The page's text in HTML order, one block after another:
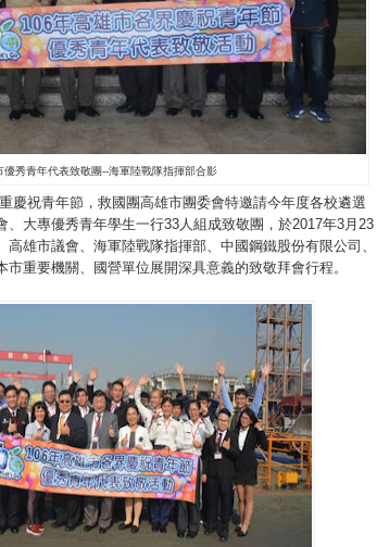
優秀青年代表致敬團--海軍陸戰隊指揮部合影
慶祝青年節，救國團高雄市團委會特邀請今年度各校遴選
、大專優秀青年學生一行33人組成致敬團，於2017年3月 23
高雄市議會、海軍陸戰隊指揮部、中國鋼鐵股份有限公司、
重要機關、國營單位展開深具意義的致敬拜會行程。